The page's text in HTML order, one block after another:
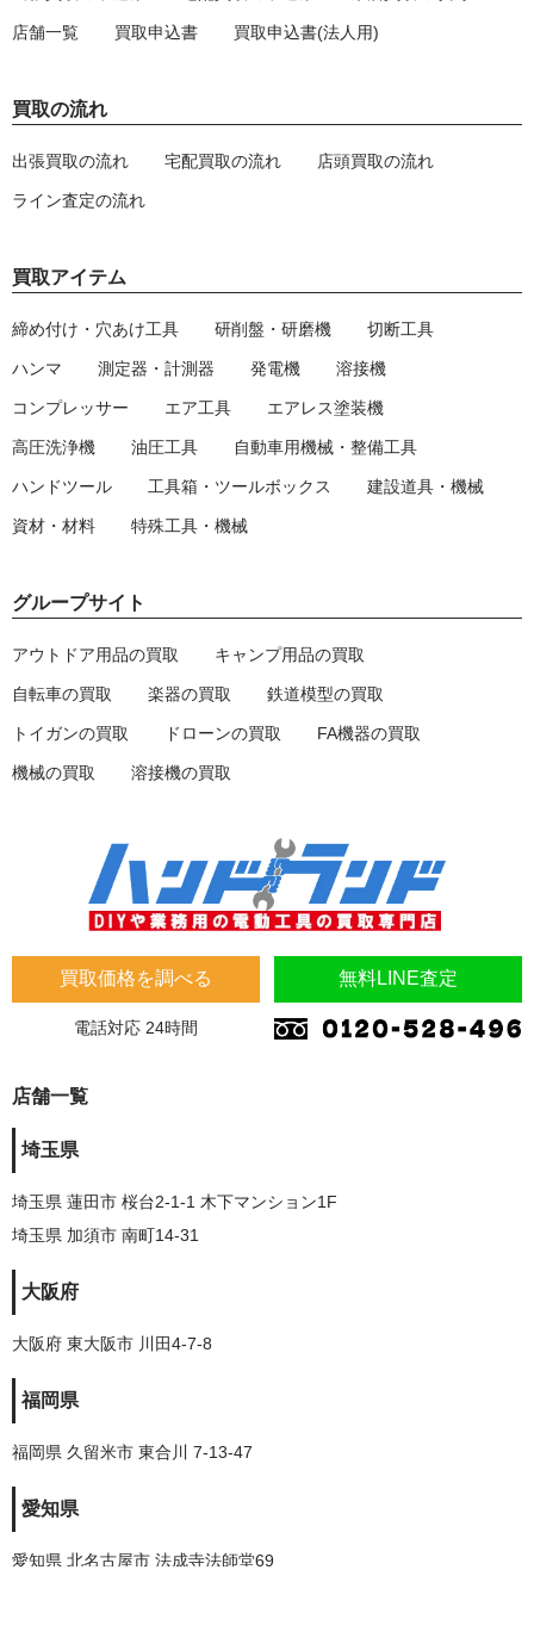
買取価格を調べる 無料LINE査定
電話対応 24時間
店舗一覧
埼玉県
埼玉県 蓮田市 桜台2-1-1 木下マンション1F
埼玉県 加須市 南町14-31
大阪府
大阪府 東大阪市 川田4-7-8
福岡県
福岡県 久留米市 東合川 7-13-47
愛知県
愛知県 北名古屋市 法成寺法師堂69
店舗一覧 買取申込書 買取申込書(法人用)
買取の流れ
出張買取の流れ 宅配買取の流れ 店頭買取の流れ
ライン査定の流れ
買取アイテム
締め付け・穴あけ工具 研削盤・研磨機 切断工具
ハンマ 測定器・計測器 発電機 溶接機
コンプレッサー エア工具 エアレス塗装機
高圧洗浄機 油圧工具 自動車用機械・整備工具
ハンドツール 工具箱・ツールボックス 建設道具・機械
資材・材料 特殊工具・機械
グループサイト
アウトドア用品の買取 キャンプ用品の買取
自転車の買取 楽器の買取 鉄道模型の買取
トイガンの買取 ドローンの買取 FA機器の買取
機械の買取 溶接機の買取